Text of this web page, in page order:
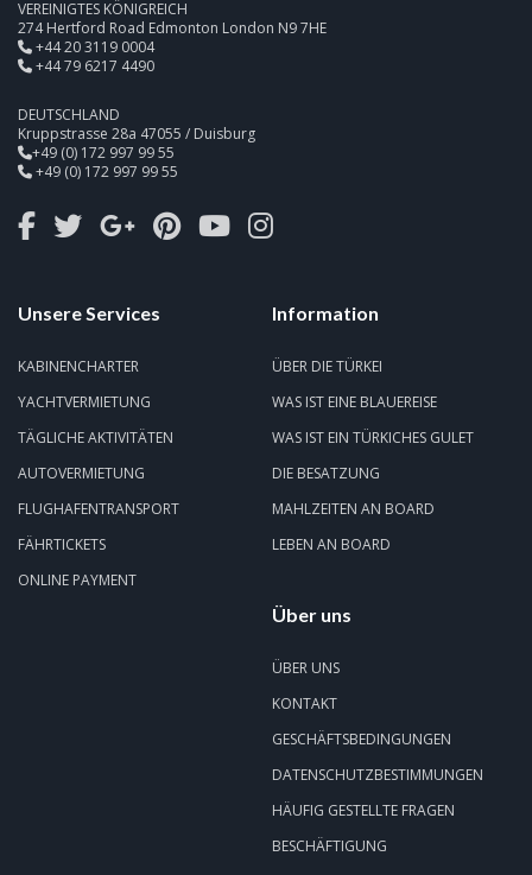
VEREINIGTES KÖNIGREICH
274 Hertford Road Edmonton London N9 7HE
+44 20 3119 0004
+44 79 6217 4490
DEUTSCHLAND
Kruppstrasse 28a 47055 / Duisburg
+49 (0) 172 997 99 55
+49 (0) 172 997 99 55
Unsere Services
KABINENCHARTER
YACHTVERMIETUNG
TÄGLICHE AKTIVITÄTEN
AUTOVERMIETUNG
FLUGHAFENTRANSPORT
FÄHRTICKETS
ONLINE PAYMENT
Information
ÜBER DIE TÜRKEI
WAS IST EINE BLAUEREISE
WAS IST EIN TÜRKICHES GULET
DIE BESATZUNG
MAHLZEITEN AN BOARD
LEBEN AN BOARD
Über uns
ÜBER UNS
KONTAKT
GESCHÄFTSBEDINGUNGEN
DATENSCHUTZBESTIMMUNGEN
HÄUFIG GESTELLTE FRAGEN
BESCHÄFTIGUNG